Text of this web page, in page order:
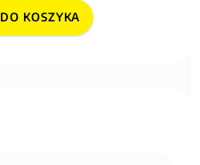
DO KOSZYKA